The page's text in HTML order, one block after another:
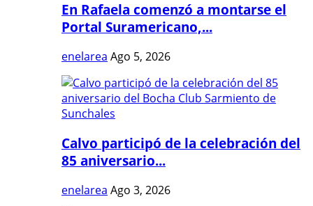
En Rafaela comenzó a montarse el
Portal Suramericano,...
enelarea Ago 5, 2026
Calvo participó de la celebración del
85 aniversario...
enelarea Ago 3, 2026